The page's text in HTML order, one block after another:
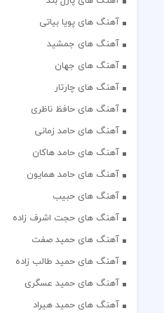
آهنگ های پویا بیاتی
آهنگ های جمشید
آهنگ های جهان
آهنگ های چارتار
آهنگ های حافظ ناظری
آهنگ های حامد زمانی
آهنگ های حامد هاکان
آهنگ های حامد همایون
آهنگ های حبیب
آهنگ های حجت اشرف زاده
آهنگ های حمید صفت
آهنگ های حمید طالب زاده
آهنگ های حمید عسگری
آهنگ های حمید هیراد